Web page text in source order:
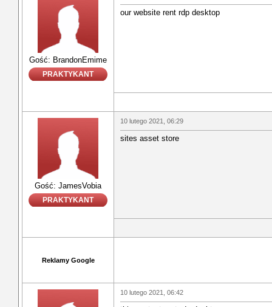
Gość: BrandonEmime
PRAKTYKANT
our website rent rdp desktop
Gość: JamesVobia
PRAKTYKANT
10 lutego 2021, 06:29
sites asset store
Reklamy Google
10 lutego 2021, 06:42